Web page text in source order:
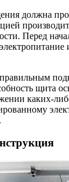
должна
Перед
щита
каких-